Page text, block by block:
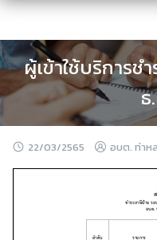
Skip
content
ผู้เข้าใช้บริการช
ธ
22/03/2565 อบต. ท่าห